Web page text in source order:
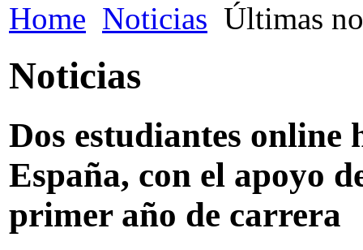
Home Noticias Últimas
Noticias
Dos estudiantes online
España, con el apoyo
primer año de carrera